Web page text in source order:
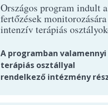
Országos program indult a
fertőzések
intenzív terápiás
A programban
terápiás osztállyal
rendelkező intézmény